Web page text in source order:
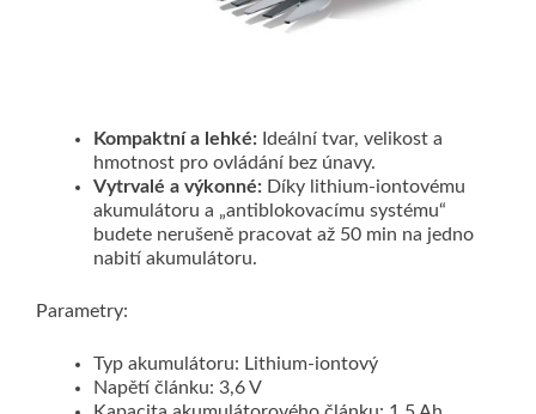
Kompaktní a lehké: Ideální tvar, velikost a
hmotnost pro ovládání bez únavy.
Vytrvalé a výkonné: Díky lithium-iontovému
akumulátoru a „antiblokovacímu systému“
budete nerušeně pracovat až 50 min na jedno
nabití akumulátoru.
Parametry:
Typ akumulátoru: Lithium-iontový
Napětí článku: 3,6 V